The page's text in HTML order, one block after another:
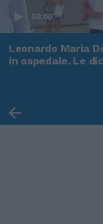
00:00
Leonardo Maria
in ospedale. Le